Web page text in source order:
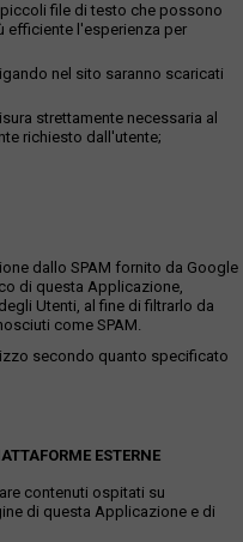
file di testo che possono
efficiente l'esperienza per
nel sito saranno scaricati
strettamente necessaria al
richiesto dall'utente;
dallo SPAM fornito da Google
di questa Applicazione,
Utenti, al fine di filtrarlo da
come SPAM.
secondo quanto specificato
ESTERNE
contenuti ospitati su
di questa Applicazione e di